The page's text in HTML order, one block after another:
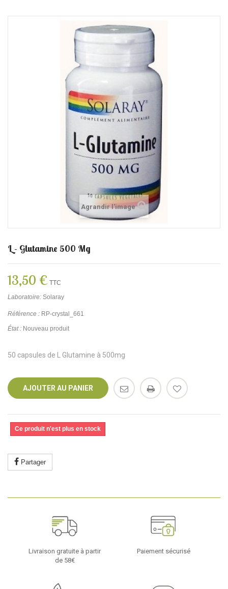
Agrandir l'image
L - Glutamine 500 Mg
13,50 € TTC
Laboratoire: Solaray
Référence : RP-crystal_661
État : Nouveau produit
50 capsules de L Glutamine à 500mg
AJOUTER AU PANIER
Ce produit n'est plus en stock
Partager
Livraison gratuite à partir
de 58€
Paiement sécurisé